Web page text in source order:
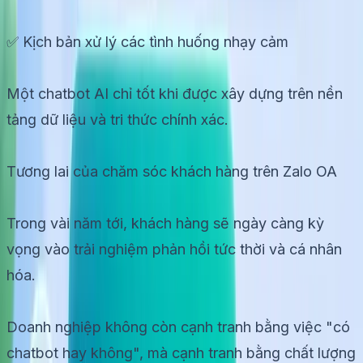
✅ Kịch bản xử lý các tình huống nhạy cảm
Một chatbot AI chỉ tốt khi được xây dựng trên nền
tảng dữ liệu và tri thức chính xác.
Tương lai của chăm sóc khách hàng trên Zalo OA
Trong vài năm tới, khách hàng sẽ ngày càng kỳ
vọng vào trải nghiệm phản hồi tức thời và cá nhân
hóa.
Doanh nghiệp không còn cạnh tranh bằng việc "có
chatbot hay không", mà cạnh tranh bằng chất lượng